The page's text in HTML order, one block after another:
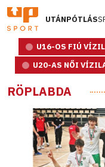
UTÁNPÓTLÁS
U16-OS FIÚ
U20-AS NŐI
RÖPLABDA